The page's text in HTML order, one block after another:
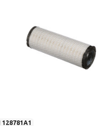
128781A1